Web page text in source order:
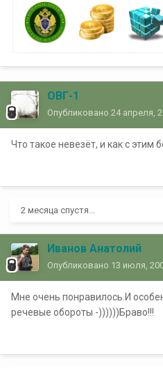
ОВГ-1
Опубликовано 24 апреля,
Что такое невезёт, и как с этим
2 месяца спустя...
Иванов Анатолий
Опубликовано 13 июля,
Мне очень понравилось.И
речевые обороты -))))))Браво!!!